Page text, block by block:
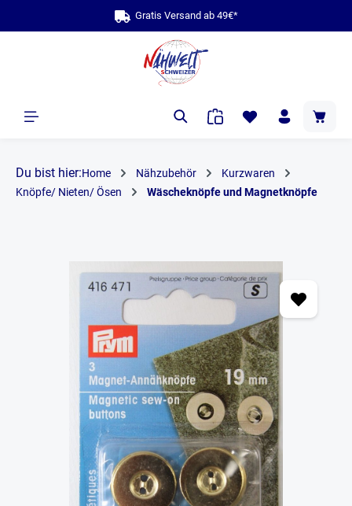
Gratis Versand ab 49€*
Du bist hier:Home Nähzubehör
Kurzwaren
Knöpfe/ Nieten/ Ösen
Wäscheknöpfe und Magnetknöpfe